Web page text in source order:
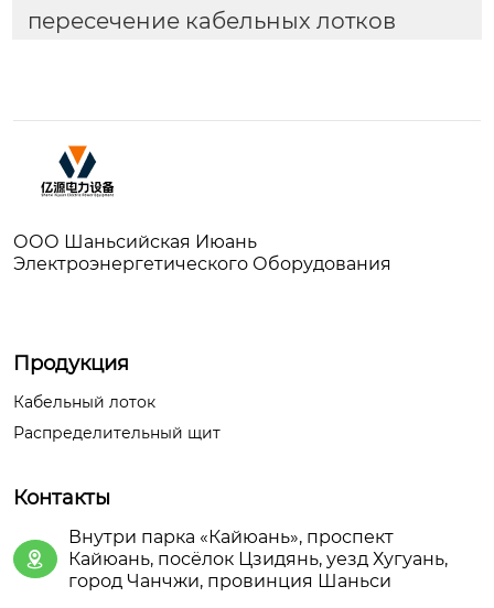
пересечение кабельных лотков
ООО Шаньсийская Июань
Электроэнергетического Оборудования
Продукция
Кабельный лоток
Распределительный щит
Контакты

Внутри парка «Кайюань», проспект
Кайюань, посёлок Цзидянь, уезд Хугуань,
город Чанчжи, провинция Шаньси